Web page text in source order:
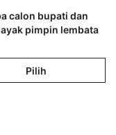
calon bupati dan
pimpin lembata
Pilih